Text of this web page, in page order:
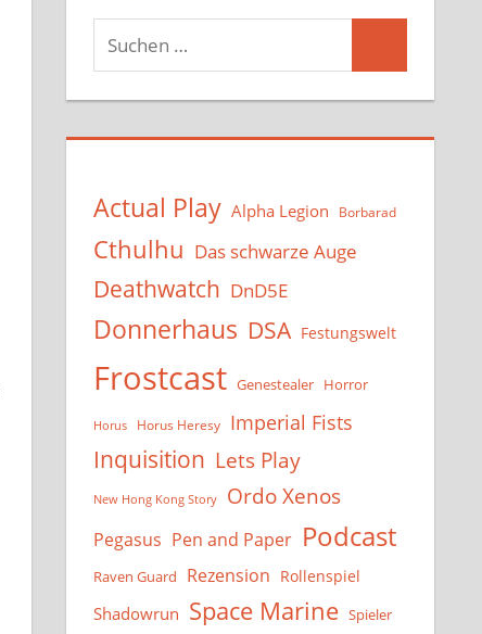
Suchen
nach:
Actual Play Alpha Legion Borbarad
Cthulhu Das schwarze Auge
Deathwatch DnD5E
Donnerhaus DSA Festungswelt
Frostcast Genestealer Horror
Horus Horus Heresy Imperial Fists
Inquisition Lets Play
New Hong Kong Story Ordo Xenos
Pegasus Pen and Paper Podcast
Raven Guard Rezension Rollenspiel
Shadowrun Space Marine Spieler